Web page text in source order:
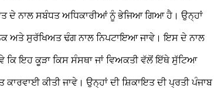
ਦੇ ਨਾਲ ਸਬੰਧਤ ਅਧਿਕਾਰੀਆਂ ਨੂੰ ਭੇਜਿਆ ਗਿਆ ਹੈ। ਉਨ੍ਹਾਂ
ਅਤੇ ਸੁਰੱਖਿਅਤ ਢੰਗ ਨਾਲ ਨਿਪਟਾਇਆ ਜਾਵੇ। ਇਸ ਦੇ ਨਾਲ
ਕਿ ਇਹ ਕੂੜਾ ਕਿਸ ਸੰਸਥਾ ਜਾਂ ਵਿਅਕਤੀ ਵੱਲੋਂ ਇੱਥੇ ਸੁੱਟਿਆ
ਕੀਤੀ ਜਾਵੇ। ਉਨ੍ਹਾਂ ਦੀ ਸ਼ਿਕਾਇਤ ਦੀ ਪ੍ਰਤੀ ਪੰਜਾਬ